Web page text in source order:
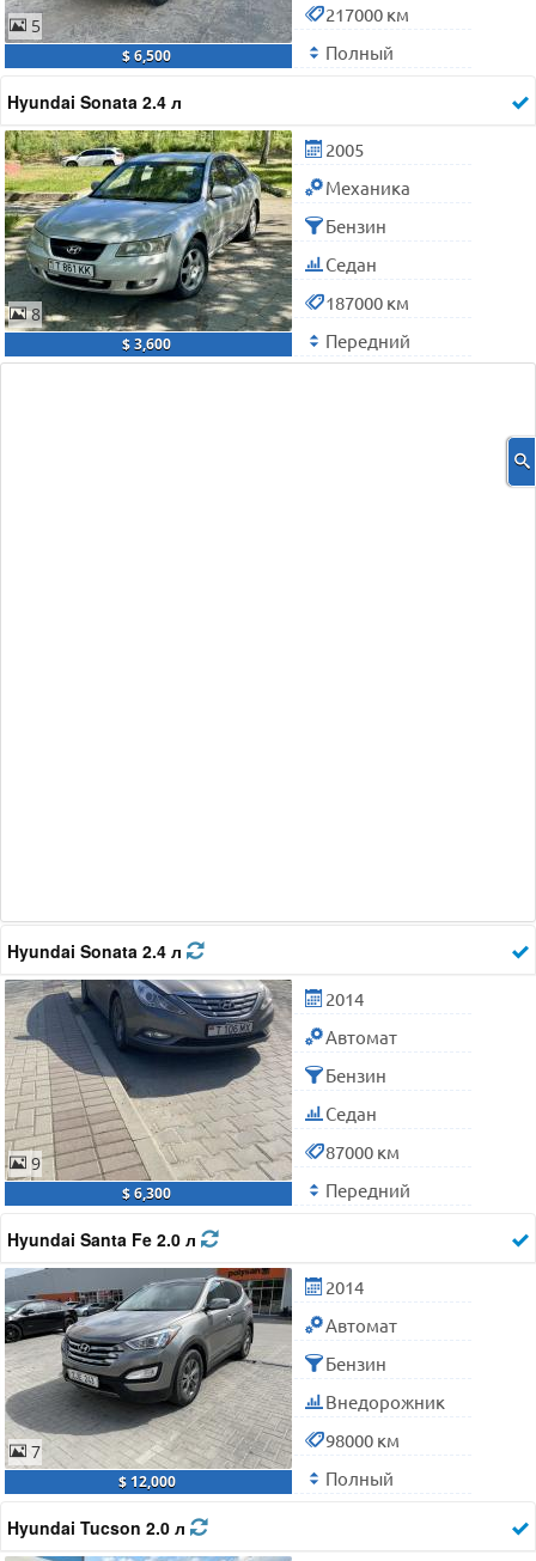
5
$ 6,500
217000 км
Полный
Hyundai Sonata 2.4 л
8
$ 3,600
2005
Механика
Бензин
Седан
187000 км
Передний
Hyundai Sonata 2.4 л
9
$ 6,300
2014
Автомат
Бензин
Седан
87000 км
Передний
Hyundai Santa Fe 2.0 л
7
$ 12,000
2014
Автомат
Бензин
Внедорожник
98000 км
Полный
Hyundai Tucson 2.0 л